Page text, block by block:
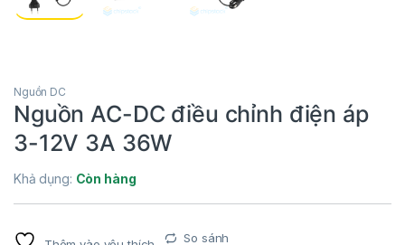
Nguồn DC
Nguồn AC-DC điều chỉnh điện áp
3-12V 3A 36W
Khả dụng: Còn hàng
So sánh